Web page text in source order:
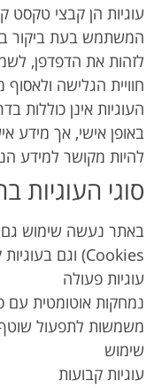
עוגיות הן קבצי
המשתמש בעת ביקור
לזהות את הדפדפן,
חוויית הגלישה ולאסוף
העוגיות אינן
באופן אישי, אך מידע
להיות מקושר למידע
סוגי העוגיות
Cookies) וגם בעוגיות קבועות (Persistent Cookies):
עוגיות פעולה
נמחקות אוטומטית עם
משמשות לתפעול
שימוש
עוגיות קבועות